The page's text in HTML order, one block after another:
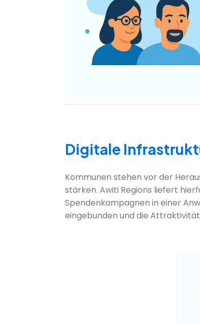
Digitale
Kommunen stehen vor der
stärken. Awiti Regions liefert
Spendenkampagnen in einer
eingebunden und die